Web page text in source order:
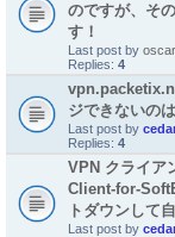
のですが、そ
す！
Last post by oscar
Replies: 4
ジできないの
Last post by
Replies: 4
VPN クライ
Client-for-
トダウンして
Last post by